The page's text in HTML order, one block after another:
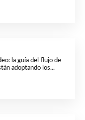
la guía del flujo de
adoptando los...